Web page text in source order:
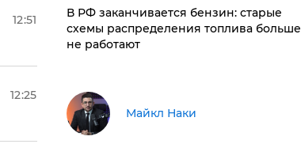
12:51
12:25
​В РФ заканчивается бензин: старые
схемы распределения топлива больше
не работают
Майкл Наки